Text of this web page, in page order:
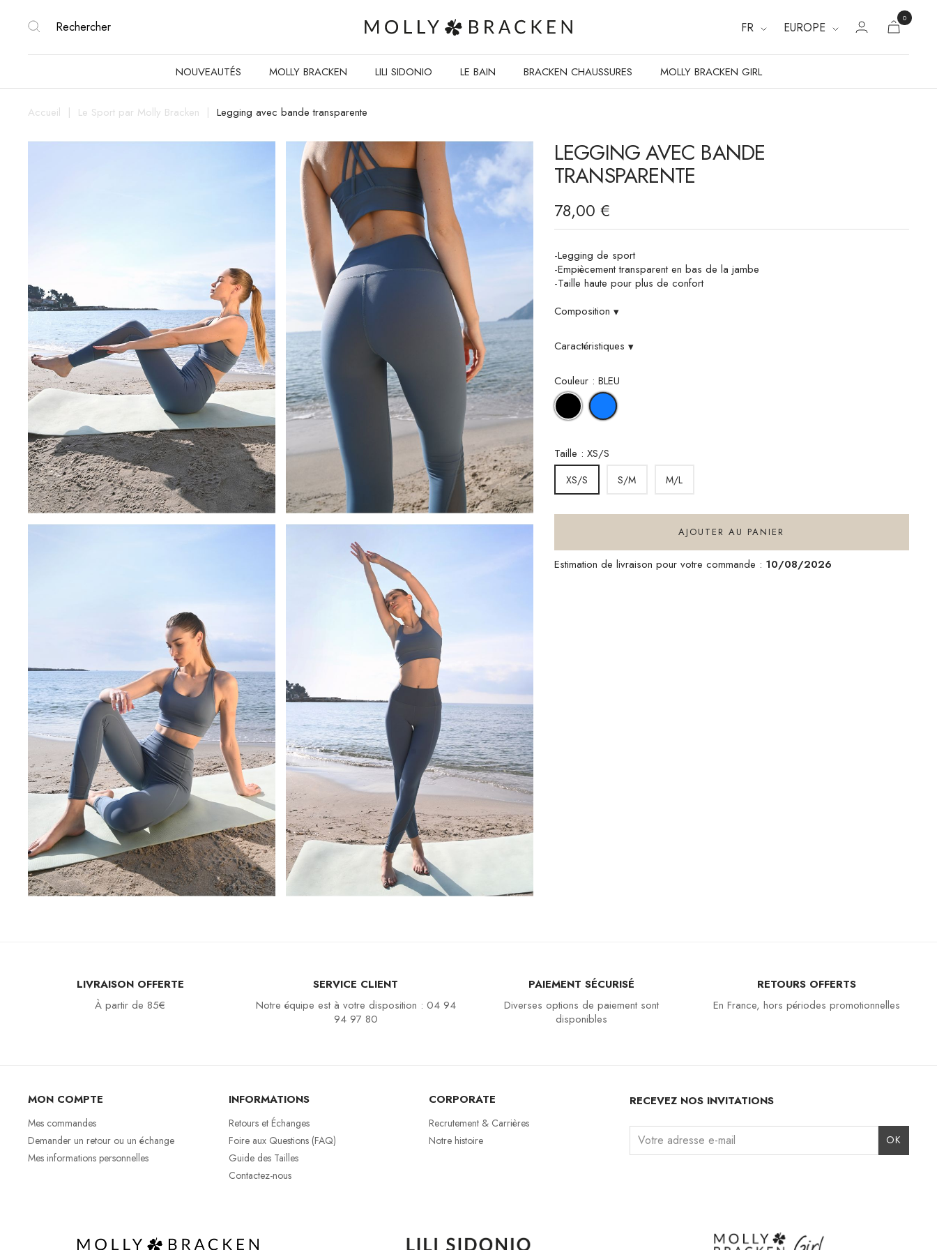
FR EUROPE
0
NOUVEAUTÉS MOLLY BRACKEN LILI SIDONIO LE BAIN BRACKEN CHAUSSURES MOLLY BRACKEN GIRL
Accueil Le Sport par Molly Bracken Legging avec bande transparente
LEGGING AVEC BANDE
TRANSPARENTE
78,00 €
-Legging de sport
-Empiècement transparent en bas de la jambe
-Taille haute pour plus de confort
Composition ▾
Caractéristiques ▾
Couleur : BLEU
NOIR BLEU
Taille : XS/S
XS/S S/M M/L
AJOUTER AU PANIER
Estimation de livraison pour votre commande : 10/08/2026
LIVRAISON OFFERTE
À partir de 85€
SERVICE CLIENT
Notre équipe est à votre disposition : 04 94
94 97 80
PAIEMENT SÉCURISÉ
Diverses options de paiement sont
disponibles
RETOURS OFFERTS
En France, hors périodes promotionnelles
MON COMPTE
Mes commandes
Demander un retour ou un échange
Mes informations personnelles
INFORMATIONS
Retours et Échanges
Foire aux Questions (FAQ)
Guide des Tailles
Contactez-nous
CORPORATE
Recrutement & Carrières
Notre histoire
RECEVEZ NOS INVITATIONS